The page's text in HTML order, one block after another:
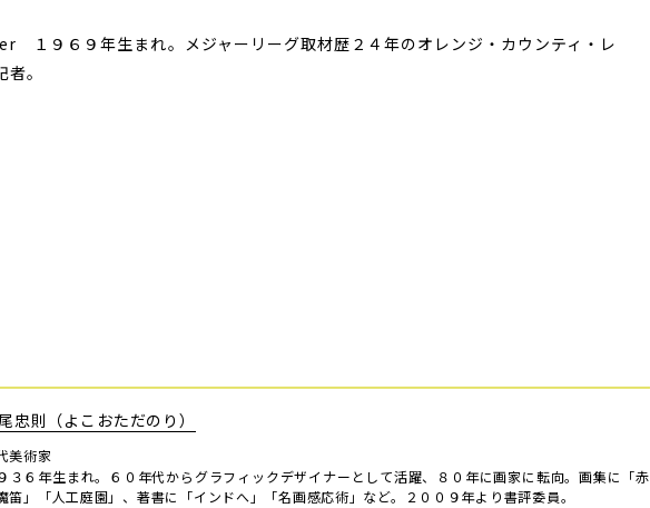
１９６９年生まれ。メジャーリーグ取材歴２４年のオレンジ・カウンティ・レ
。
忠則（よこおただのり）
美術家
３６年生まれ。６０年代からグラフィックデザイナーとして活躍、８０年に画家に転向。画集に「赤
笛」「人工庭園」、著書に「インドへ」「名画感応術」など。２００９年より書評委員。